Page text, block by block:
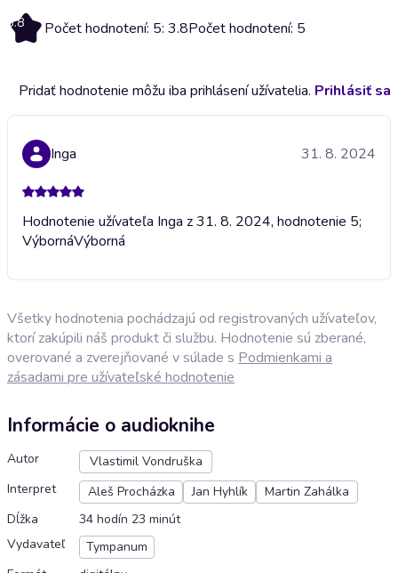
3.8 Počet hodnotení: 5: 3.8Počet hodnotení: 5
Pridať hodnotenie môžu iba prihlásení užívatelia. Prihlásiť sa
Inga 31. 8. 2024
Hodnotenie užívateľa Inga z 31. 8. 2024, hodnotenie 5;
VýbornáVýborná
Všetky hodnotenia pochádzajú od registrovaných užívateľov,
ktorí zakúpili náš produkt či službu. Hodnotenie sú zberané,
overované a zverejňované v súlade s Podmienkami a
zásadami pre užívateľské hodnotenie
Informácie o audioknihe
Autor
Vlastimil Vondruška
Interpret
Aleš Procházka Jan Hyhlík
Martin Zahálka
Dĺžka
34 hodín 23 minút
Vydavateľ
Tympanum